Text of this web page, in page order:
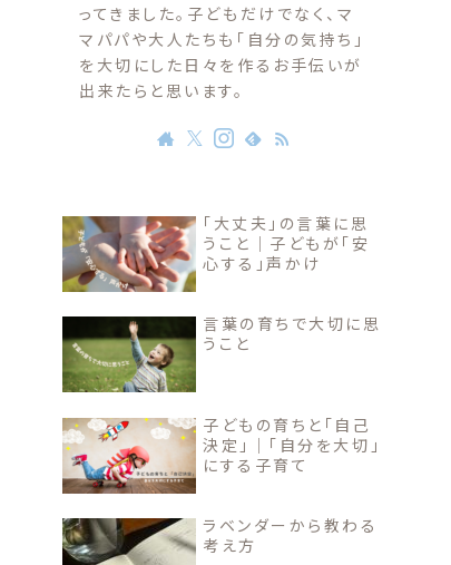
ってきました。子どもだけでなく、マ
マパパや大人たちも「自分の気持ち」
を大切にした日々を作るお手伝いが
出来たらと思います。
「大丈夫」の言葉に思
うこと｜子どもが「安
心する」声かけ
言葉の育ちで大切に思
うこと
子どもの育ちと「自己
決定」｜「自分を大切」
にする子育て
ラベンダーから教わる
考え方